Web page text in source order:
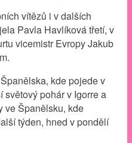
vítězů i v dalších
Pavla Havlíková třetí, v
vicemistr Evropy Jakub
kde pojede v
pohár v Igorre a
ve Španělsku, kde
týden, hned v pondělí